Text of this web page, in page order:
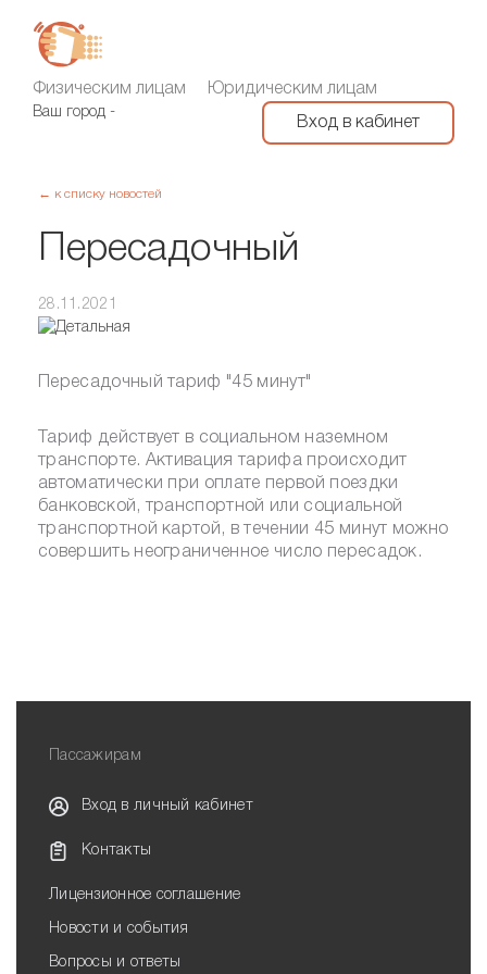
Физическим лицам Юридическим лицам
Ваш город -
Вход в кабинет
← к списку новостей
Пересадочный
28.11.2021
Пересадочный тариф "45 минут"
Тариф действует в социальном наземном
транспорте. Активация тарифа происходит
автоматически при оплате первой поездки
банковской, транспортной или социальной
транспортной картой, в течении 45 минут можно
совершить неограниченное число пересадок.
Пассажирам
Вход в личный кабинет
Контакты
Лицензионное соглашение
Новости и события
Вопросы и ответы